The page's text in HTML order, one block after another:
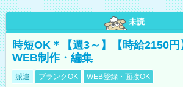
未読
時短OK＊【週3～】【時給2150
WEB制作・編集
派遣 ブランクOK WEB登録・面接OK